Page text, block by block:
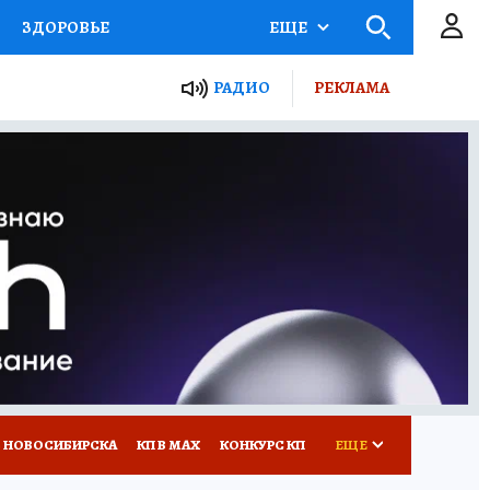
ЗДОРОВЬЕ
Я ЗНАЮ СЕМЬЯ
ЕЩЕ
РАДИО РЕКЛАМА
КП В МАХ КОНКУРС КП ЕЩЕ